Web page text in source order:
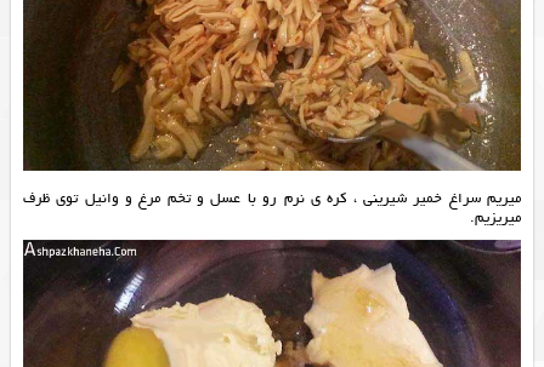
میریم سراغ خمیر شیرینی ، کره ی نرم رو با عسل و تخم مرغ و وانیل توی ظرف
میریزیم.